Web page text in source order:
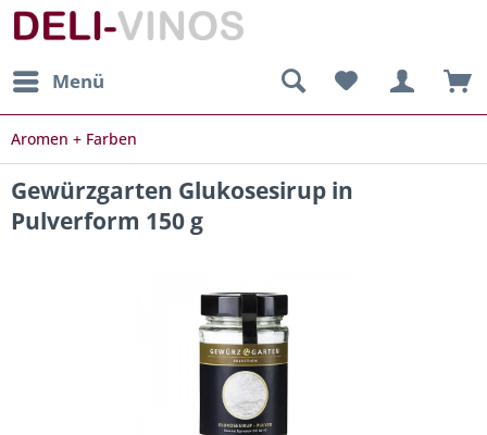
Menü
Aromen + Farben
Gewürzgarten Glukosesirup in
Pulverform 150 g